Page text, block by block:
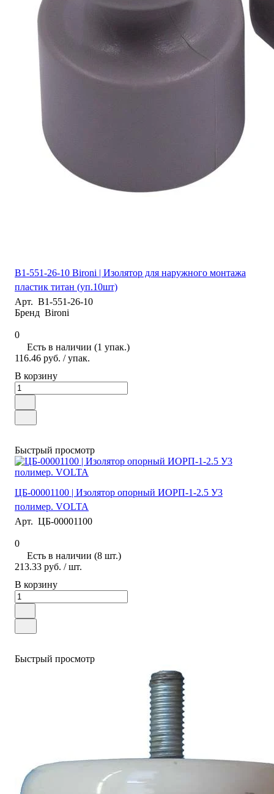
B1-551-26-10 Bironi | Изолятор для наружного монтажа
пластик титан (уп.10шт)
Арт. B1-551-26-10
Бренд Bironi
0
Есть в наличии (1 упак.)
116.46 руб. / упак.
В корзину
Быстрый просмотр
ЦБ-00001100 | Изолятор опорный ИОРП-1-2.5 У3
полимер. VOLTA
Арт. ЦБ-00001100
0
Есть в наличии (8 шт.)
213.33 руб. / шт.
В корзину
Быстрый просмотр